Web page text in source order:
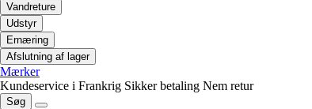
Vandreture
Udstyr
Ernæring
Afslutning af lager
Mærker
Kundeservice i Frankrig Sikker betaling Nem retur
Søg